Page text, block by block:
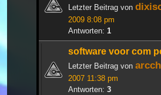
Letzter Beitrag von
2009 8:08 pm
Antworten: 1
software voor com
Letzter Beitrag von arcch
2007 11:38 pm
Antworten: 3